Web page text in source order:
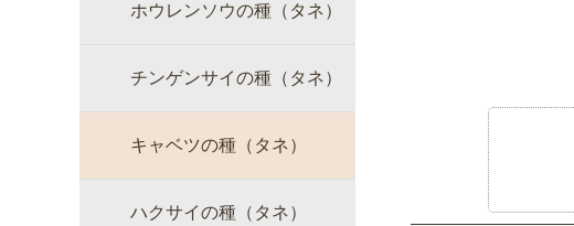
ホウレンソウの種（タネ）
チンゲンサイの種（タネ）
キャベツの種（タネ）
ハクサイの種（タネ）